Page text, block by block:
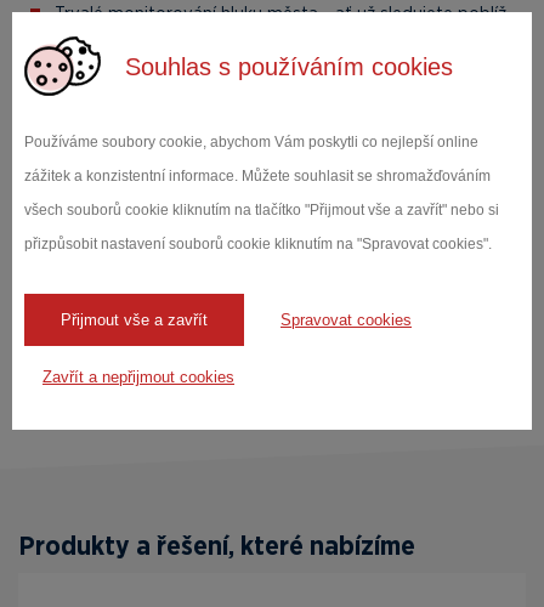
Souhlas s používáním cookies
Používáme soubory cookie, abychom Vám poskytli co nejlepší online
zážitek a konzistentní informace. Můžete souhlasit se shromažďováním
všech souborů cookie kliknutím na tlačítko "Přijmout vše a zavřít" nebo si
přizpůsobit nastavení souborů cookie kliknutím na "Spravovat cookies".
Přijmout vše a zavřít Spravovat cookies
Zavřít a nepřijmout cookies
Trvalé monitorování hluku města - ať už sledujete poblíž
mostu, rušné ulice, továrny nebo nočního klubu, NMS045
vám pomáhá nepřetržitě měřit hladinu hluku a poskytuje
data k vytvoření příjemnější komunity vyhovující
V případě zájmu o více informací nás neváhejte kontaktovat
Produkty a řešení, které nabízíme